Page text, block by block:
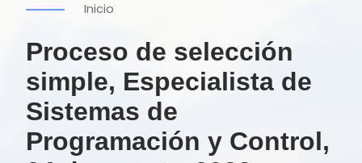
Inicio
Proceso de selección
simple, Especialista de
Sistemas de
Programación y Control,